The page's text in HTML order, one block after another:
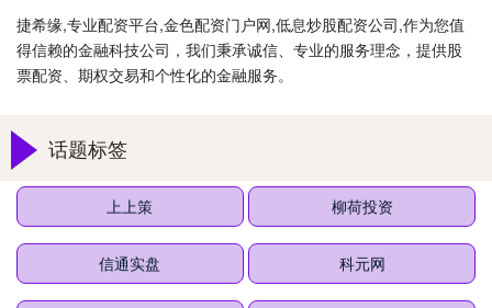
捷希缘,专业配资平台,金色配资门户网,低息炒股配资公司,作为您值
得信赖的金融科技公司，我们秉承诚信、专业的服务理念，提供股
票配资、期权交易和个性化的金融服务。
话题标签
上上策 柳荷投资
信通实盘 科元网